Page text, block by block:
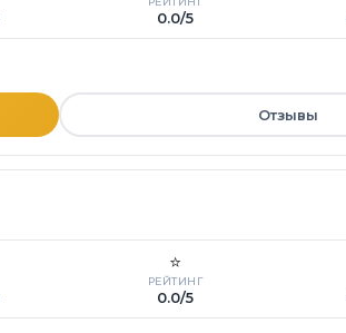
0.0/5
Отзывы
⭐
РЕЙТИНГ
0.0/5